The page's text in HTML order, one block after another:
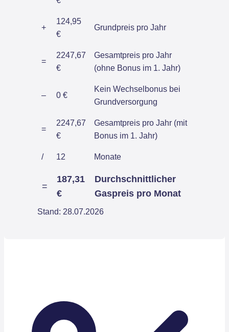
+
124,95
€
Grundpreis pro Jahr
=
2247,67
€
Gesamtpreis pro Jahr
(ohne Bonus im 1. Jahr)
– 0 €
Kein Wechselbonus bei
Grundversorgung
=
2247,67
€
Gesamtpreis pro Jahr (mit
Bonus im 1. Jahr)
/ 12 Monate
=
187,31
€
Durchschnittlicher
Gaspreis pro Monat
Stand: 28.07.2026